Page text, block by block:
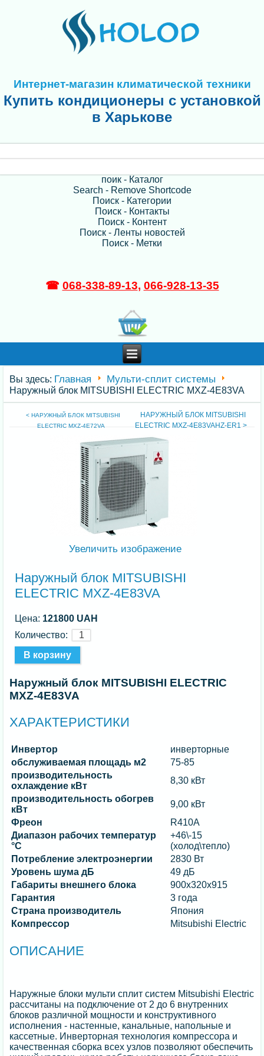
Интернет-магазин климатической техники
Купить кондиционеры с установкой
в Харькове
поик - Каталог
Search - Remove Shortcode
Поиск - Категории
Поиск - Контакты
Поиск - Контент
Поиск - Ленты новостей
Поиск - Метки
☎ 068-338-89-13, 066-928-13-35
Вы здесь: Главная Мульти-сплит системы
Наружный блок MITSUBISHI ELECTRIC MXZ-4E83VA
< НАРУЖНЫЙ БЛОК MITSUBISHI
ELECTRIC MXZ-4E72VA
НАРУЖНЫЙ БЛОК MITSUBISHI
ELECTRIC MXZ-4E83VAHZ-ER1 >
Увеличить изображение
Наружный блок MITSUBISHI
ELECTRIC MXZ-4E83VA
Цена: 121800 UAH
Количество:
Наружный блок MITSUBISHI ELECTRIC
MXZ-4E83VA
ХАРАКТЕРИСТИКИ
Инвертор
инверторные
обслуживаемая площадь м2
75-85
производительность
охлаждение кВт
8,30 кВт
производительность обогрев
кВт
9,00 кВт
Фреон
R410A
Диапазон рабочих температур
°C
+46\-15
(холод\тепло)
Потребление электроэнергии
2830 Вт
Уровень шума дБ
49 дБ
Габариты внешнего блока
900х320х915
Гарантия
3 года
Страна производитель
Япония
Компрессор
Mitsubishi Electric
ОПИСАНИЕ
Наружные блоки мульти сплит систем Mitsubishi Electric
рассчитаны на подключение от 2 до 6 внутренних
блоков различной мощности и конструктивного
исполнения - настенные, канальные, напольные и
кассетные. Инверторная технология компрессора и
качественная сборка всех узлов позволяют обеспечить